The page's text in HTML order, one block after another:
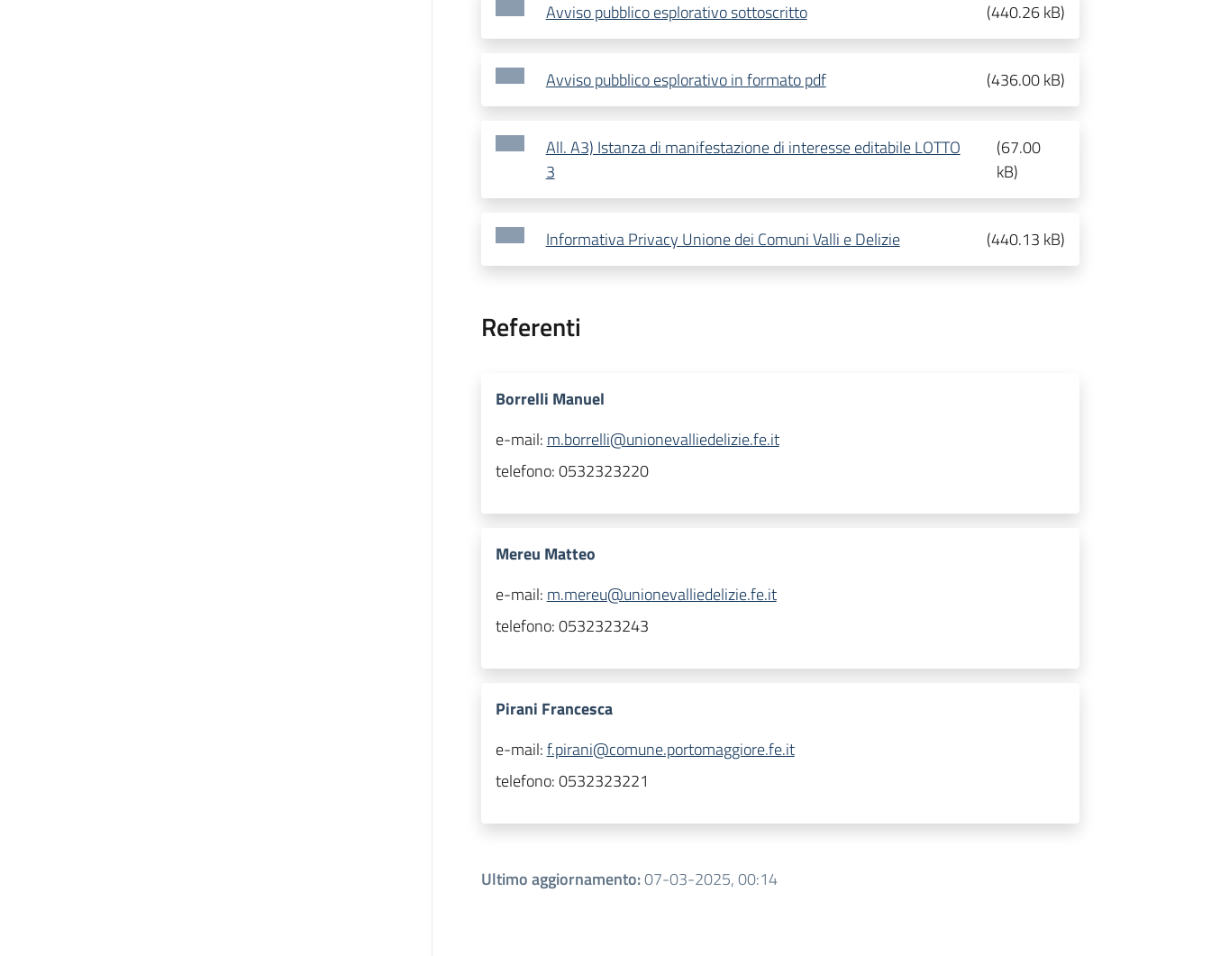
Avviso pubblico esplorativo sottoscritto (440.26 kB)
Avviso pubblico esplorativo in formato pdf (436.00 kB)
All. A3) Istanza di manifestazione di interesse editabile LOTTO
3
(67.00
kB)
Informativa Privacy Unione dei Comuni Valli e Delizie (440.13 kB)
Referenti
Borrelli Manuel
e-mail: m.borrelli@unionevalliedelizie.fe.it
telefono:0532323220
Mereu Matteo
e-mail: m.mereu@unionevalliedelizie.fe.it
telefono:0532323243
Pirani Francesca
e-mail:f.pirani@comune.portomaggiore.fe.it
telefono:0532323221
Ultimo aggiornamento:07-03-2025, 00:14